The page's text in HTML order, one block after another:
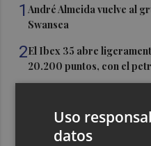
1André Almeida vuelve al
Swansea
2El Ibex 35 abre
20.200 puntos, con el
ciudadanía
Uso
datos